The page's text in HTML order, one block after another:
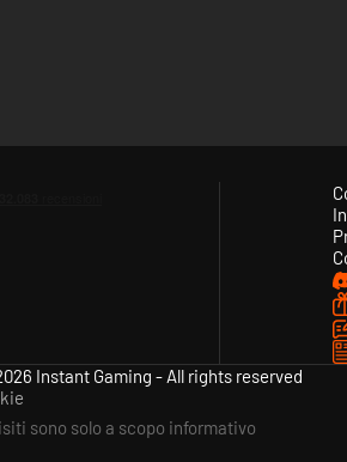
Instant Gaming - All rights reserved
sono solo a scopo informativo